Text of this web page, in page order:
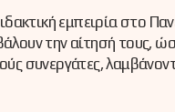
εμπειρία στο
την αίτησή
συνεργάτες,